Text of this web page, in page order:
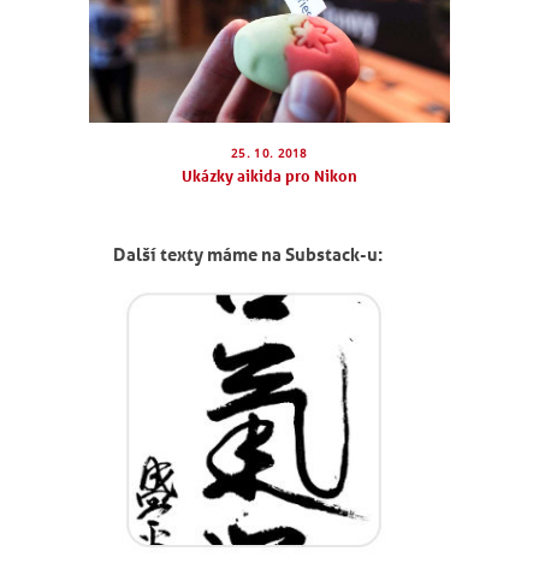
25. 10. 2018
Ukázky aikida pro Nikon
Další texty máme na Substack-u: